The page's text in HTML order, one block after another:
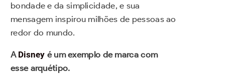
bondade e da simplicidade, e sua
mensagem inspirou milhões de pessoas ao
redor do mundo.
A Disney é um exemplo de marca com
esse arquétipo.